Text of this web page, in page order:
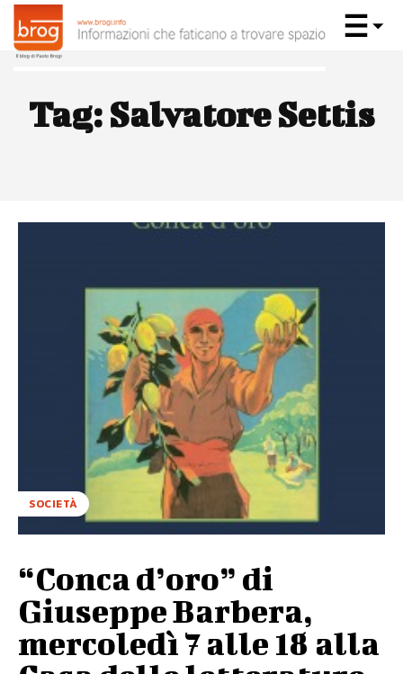
Tag: Salvatore Settis
SOCIETÀ
“Conca d’oro” di
Giuseppe Barbera,
mercoledì 7 alle 18 alla